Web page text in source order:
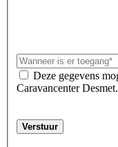
Deze gegevens
Caravancenter Desmet.
Verstuur